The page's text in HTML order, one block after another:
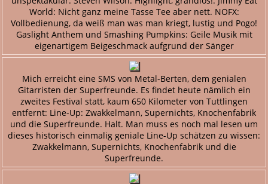
World: Nicht ganz meine Tasse Tee aber nett. NOFX:
Vollbedienung, da weiß man was man kriegt, lustig und Pogo!
Gaslight Anthem und Smashing Pumpkins: Geile Musik mit
eigenartigem Beigeschmack aufgrund der Sänger
Mich erreicht eine SMS von Metal-Berten, dem genialen
Gitarristen der Superfreunde. Es findet heute nämlich ein
zweites Festival statt, kaum 650 Kilometer von Tuttlingen
entfernt: Line-Up: Zwakkelmann, Supernichts, Knochenfabrik
und die Superfreunde. Halt. Man muss es noch mal lesen um
dieses historisch einmalig geniale Line-Up schätzen zu wissen:
Zwakkelmann, Supernichts, Knochenfabrik und die
Superfreunde.